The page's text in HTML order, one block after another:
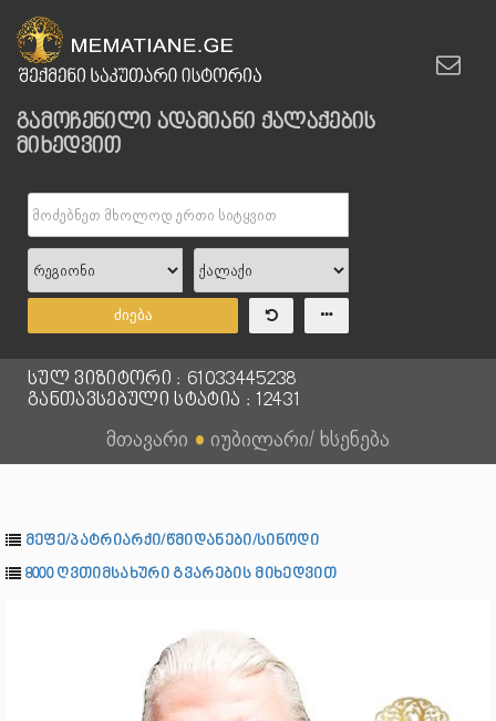
გამოჩენილი ადამიანი ქალაქების
მიხედვით
ძიება
სულ ვიზიტორი : 61033445238
განთავსებული სტატია : 12431
მთავარი ● იუბილარი/ ხსენება
მეფე/პატრიარქი/წმიდანები/სინოდი
8000 ღვთიმსახური გვარების მიხედვით